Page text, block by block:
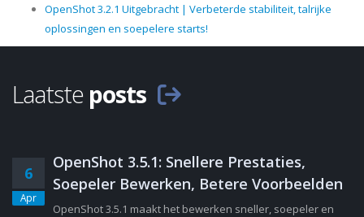
OpenShot 3.2.1 Uitgebracht | Verbeterde stabiliteit, talrijke
oplossingen en soepelere starts!
Laatste posts
6
Apr
OpenShot 3.5.1: Snellere Prestaties,
Soepeler Bewerken, Betere Voorbeelden
OpenShot 3.5.1 maakt het bewerken sneller, soepeler en